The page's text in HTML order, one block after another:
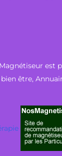
est
être,